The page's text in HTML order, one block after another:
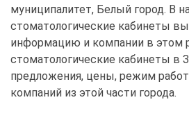
муниципалитет, Белый город. В
стоматологические кабинеты
информацию и компании в этом
стоматологические кабинеты в
предложения, цены, режим
компаний из этой части города.